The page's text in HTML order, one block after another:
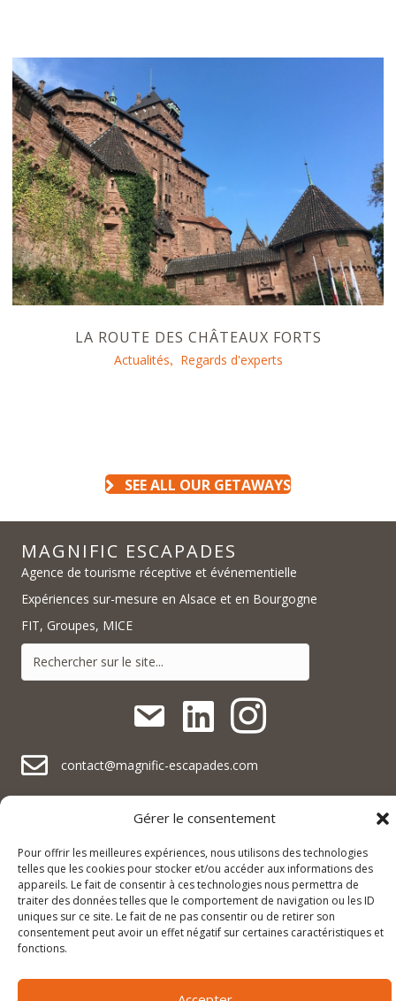
Gérer le consentement
Pour offrir les meilleures expériences, nous utilisons des technologies
telles que les cookies pour stocker et/ou accéder aux informations des
appareils. Le fait de consentir à ces technologies nous permettra de
traiter des données telles que le comportement de navigation ou les ID
uniques sur ce site. Le fait de ne pas consentir ou de retirer son
consentement peut avoir un effet négatif sur certaines caractéristiques et
fonctions.
LA ROUTE DES CHÂTEAUX FORTS
Actualités, Regards d'experts
SEE ALL OUR GETAWAYS
MAGNIFIC ESCAPADES
Agence de tourisme réceptive et événementielle
Expériences sur-mesure en Alsace et en Bourgogne
FIT, Groupes, MICE
contact@magnific-escapades.com
contact@magnific-escapades.com
contact@magnific-escapades.com
+33 (0)3 67 47 47 47
contact@magnific-escapades.com
16A rue du Général Baegert | 67210 Obernai, France
23 Place Darcy | 21000 Dijon, France
© 2026 Magnific Escapades |Mentions légales & politique de
confidentialité